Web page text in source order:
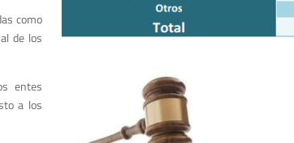
como
de los
entes
a los